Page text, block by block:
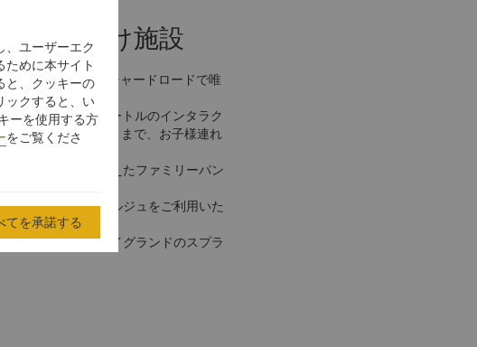
家族向け施設
いただけるオーチャードロードで唯
ある1,872平方メートルのインタラク
ァミリースイートまで、お子様連れ
様用設備を取り揃えたファミリーパン
ァミリーコンシェルジュをご利用いた
いウォータープレイグランドのスプラ
、ユーザーエク
めに本サイト
と、クッキーの
ックすると、い
ーを使用する方
をご覧くださ
てを承諾する